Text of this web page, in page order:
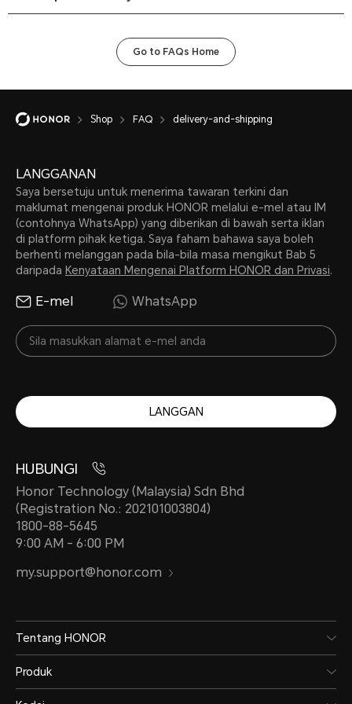
akan dipaparkan oleh sistem semasa Pembayaran.
Setelah pesanan anda bersedia untuk dihantar atau telah dihantar,
pesanan telah diterima oleh syarikat kurier, anda boleh
menghubungi mereka secara terus dan menukar alamat
penghantaran anda jika boleh.
Go to FAQs Home
Shop FAQ delivery-and-shipping
LANGGANAN
Saya bersetuju untuk menerima tawaran terkini dan
maklumat mengenai produk HONOR melalui e-mel atau IM
(contohnya WhatsApp) yang diberikan di bawah serta iklan
di platform pihak ketiga. Saya faham bahawa saya boleh
berhenti melanggan pada bila-bila masa mengikut Bab 5
daripada Kenyataan Mengenai Platform HONOR dan Privasi.
E-mel WhatsApp
LANGGAN
HUBUNGI
Honor Technology (Malaysia) Sdn Bhd
(Registration No.: 202101003804)
1800-88-5645
9:00 AM - 6:00 PM
my.support@honor.com
Tentang HONOR
Produk